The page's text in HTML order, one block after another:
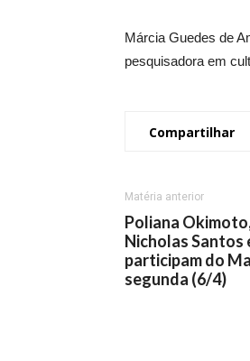
Márcia Guedes de
pesquisadora em
Compartilhar
Matéria anterior
Poliana
Nicholas Santos
participam do
segunda (6/4)